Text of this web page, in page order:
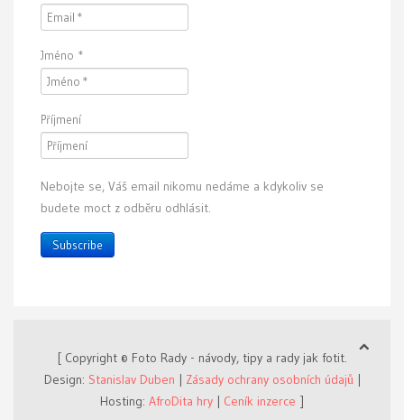
Jméno *
Příjmení
Nebojte se, Váš email nikomu nedáme a kdykoliv se
budete moct z odběru odhlásit.
Subscribe
[ Copyright © Foto Rady - návody, tipy a rady jak fotit.
Design: Stanislav Duben Zásady ochrany osobních údajů|
Hosting: AfroDita hry Ceník inzerce ]